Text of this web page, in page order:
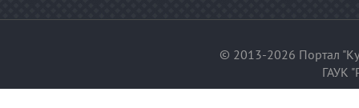
© 2013-2026 Портал
ГАУК